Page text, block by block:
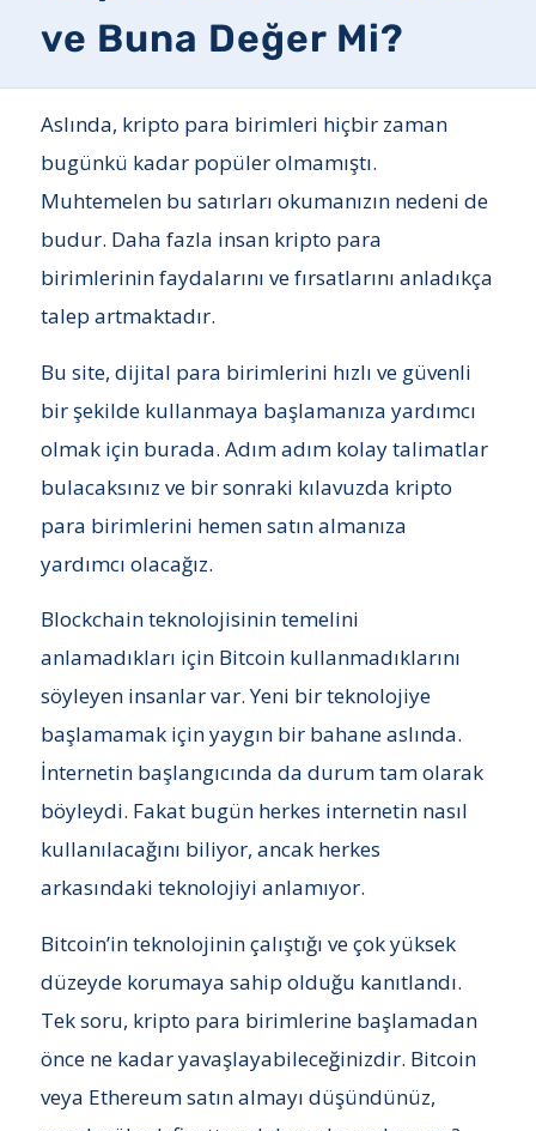
ve Buna Değer Mi?
Aslında, kripto para birimleri hiçbir zaman
bugünkü kadar popüler olmamıştı.
Muhtemelen bu satırları okumanızın nedeni de
budur. Daha fazla insan kripto para
birimlerinin faydalarını ve fırsatlarını anladıkça
talep artmaktadır.
Bu site, dijital para birimlerini hızlı ve güvenli
bir şekilde kullanmaya başlamanıza yardımcı
olmak için burada. Adım adım kolay talimatlar
bulacaksınız ve bir sonraki kılavuzda kripto
para birimlerini hemen satın almanıza
yardımcı olacağız.
Blockchain teknolojisinin temelini
anlamadıkları için Bitcoin kullanmadıklarını
söyleyen insanlar var. Yeni bir teknolojiye
başlamamak için yaygın bir bahane aslında.
İnternetin başlangıcında da durum tam olarak
böyleydi. Fakat bugün herkes internetin nasıl
kullanılacağını biliyor, ancak herkes
arkasındaki teknolojiyi anlamıyor.
Bitcoin’in teknolojinin çalıştığı ve çok yüksek
düzeyde korumaya sahip olduğu kanıtlandı.
Tek soru, kripto para birimlerine başlamadan
önce ne kadar yavaşlayabileceğinizdir. Bitcoin
veya Ethereum satın almayı düşündünüz,